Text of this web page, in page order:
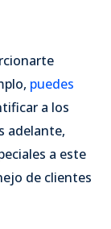
puedes
a los
adelante,
a este
de clientes